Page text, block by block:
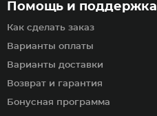
Помощь и поддержка
Как сделать заказ
Варианты оплаты
Варианты доставки
Возврат и гарантия
Бонусная программа